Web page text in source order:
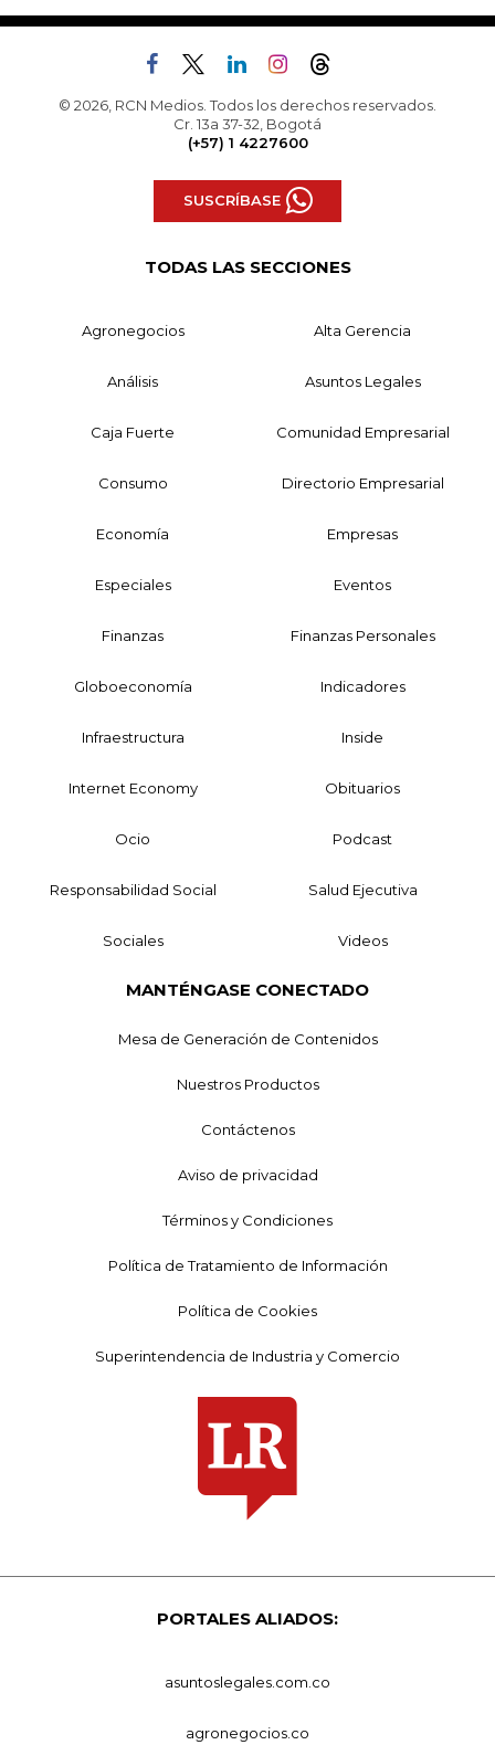
© 2026, RCN Medios. Todos los derechos reservados.
Cr. 13a 37-32, Bogotá
(+57) 1 4227600
SUSCRÍBASE
TODAS LAS SECCIONES
Agronegocios Alta Gerencia
Análisis Asuntos Legales
Caja Fuerte Comunidad Empresarial
Consumo Directorio Empresarial
Economía Empresas
Especiales Eventos
Finanzas Finanzas Personales
Globoeconomía Indicadores
Infraestructura Inside
Internet Economy Obituarios
Ocio Podcast
Responsabilidad Social Salud Ejecutiva
Sociales Videos
MANTÉNGASE CONECTADO
Mesa de Generación de Contenidos
Nuestros Productos
Contáctenos
Aviso de privacidad
Términos y Condiciones
Política de Tratamiento de Información
Política de Cookies
Superintendencia de Industria y Comercio
PORTALES ALIADOS:
asuntoslegales.com.co
agronegocios.co